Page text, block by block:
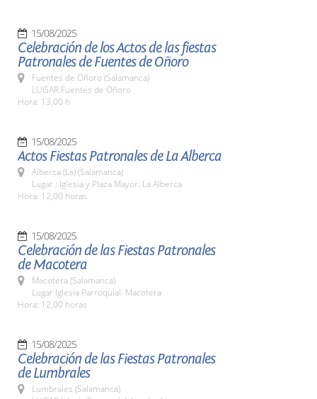
15/08/2025
Celebración de los Actos de las fiestas
Patronales de Fuentes de Oñoro
Fuentes de Oñoro (Salamanca)
LUGAR Fuentes de Oñoro
Hora: 13,00 h
15/08/2025
Actos Fiestas Patronales de La Alberca
Alberca (La) (Salamanca)
Lugar : Iglesia y Plaza Mayor. La Alberca
Hora: 12,00 horas
15/08/2025
Celebración de las Fiestas Patronales
de Macotera
Macotera (Salamanca)
Lugar Iglesia Parroquial. Macotera
Hora: 12,00 horas
15/08/2025
Celebración de las Fiestas Patronales
de Lumbrales
Lumbrales (Salamanca)